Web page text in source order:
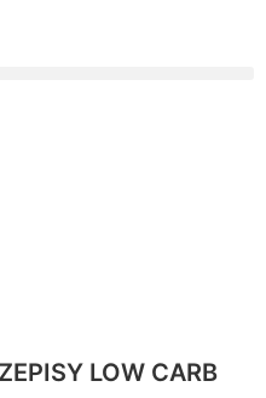
LOW CARB